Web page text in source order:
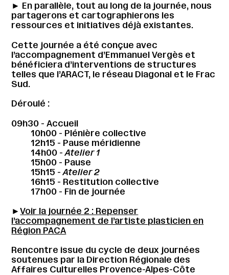
► En parallèle, tout au long de la journée, nous
partagerons et cartographierons les
ressources et initiatives déjà existantes.
Cette journée a été conçue avec
l’accompagnement d’Emmanuel Vergès et
bénéficiera d’interventions de structures
telles que l’ARACT, le réseau Diagonal et le Frac
Sud.
Déroulé :
09h30 - Accueil
10h00 - Plénière collective
12h15 - Pause méridienne
14h00 -Atelier 1
15h00 - Pause
15h15 -Atelier 2
16h15 - Restitution collective
17h00 - Fin de journée
►Voir la journée 2 : Repenser
l’accompagnement de l’artiste plasticien en
Région PACA
Rencontre issue du cycle de deux journées
soutenues par la Direction Régionale des
Affaires Culturelles Provence-Alpes-Côte